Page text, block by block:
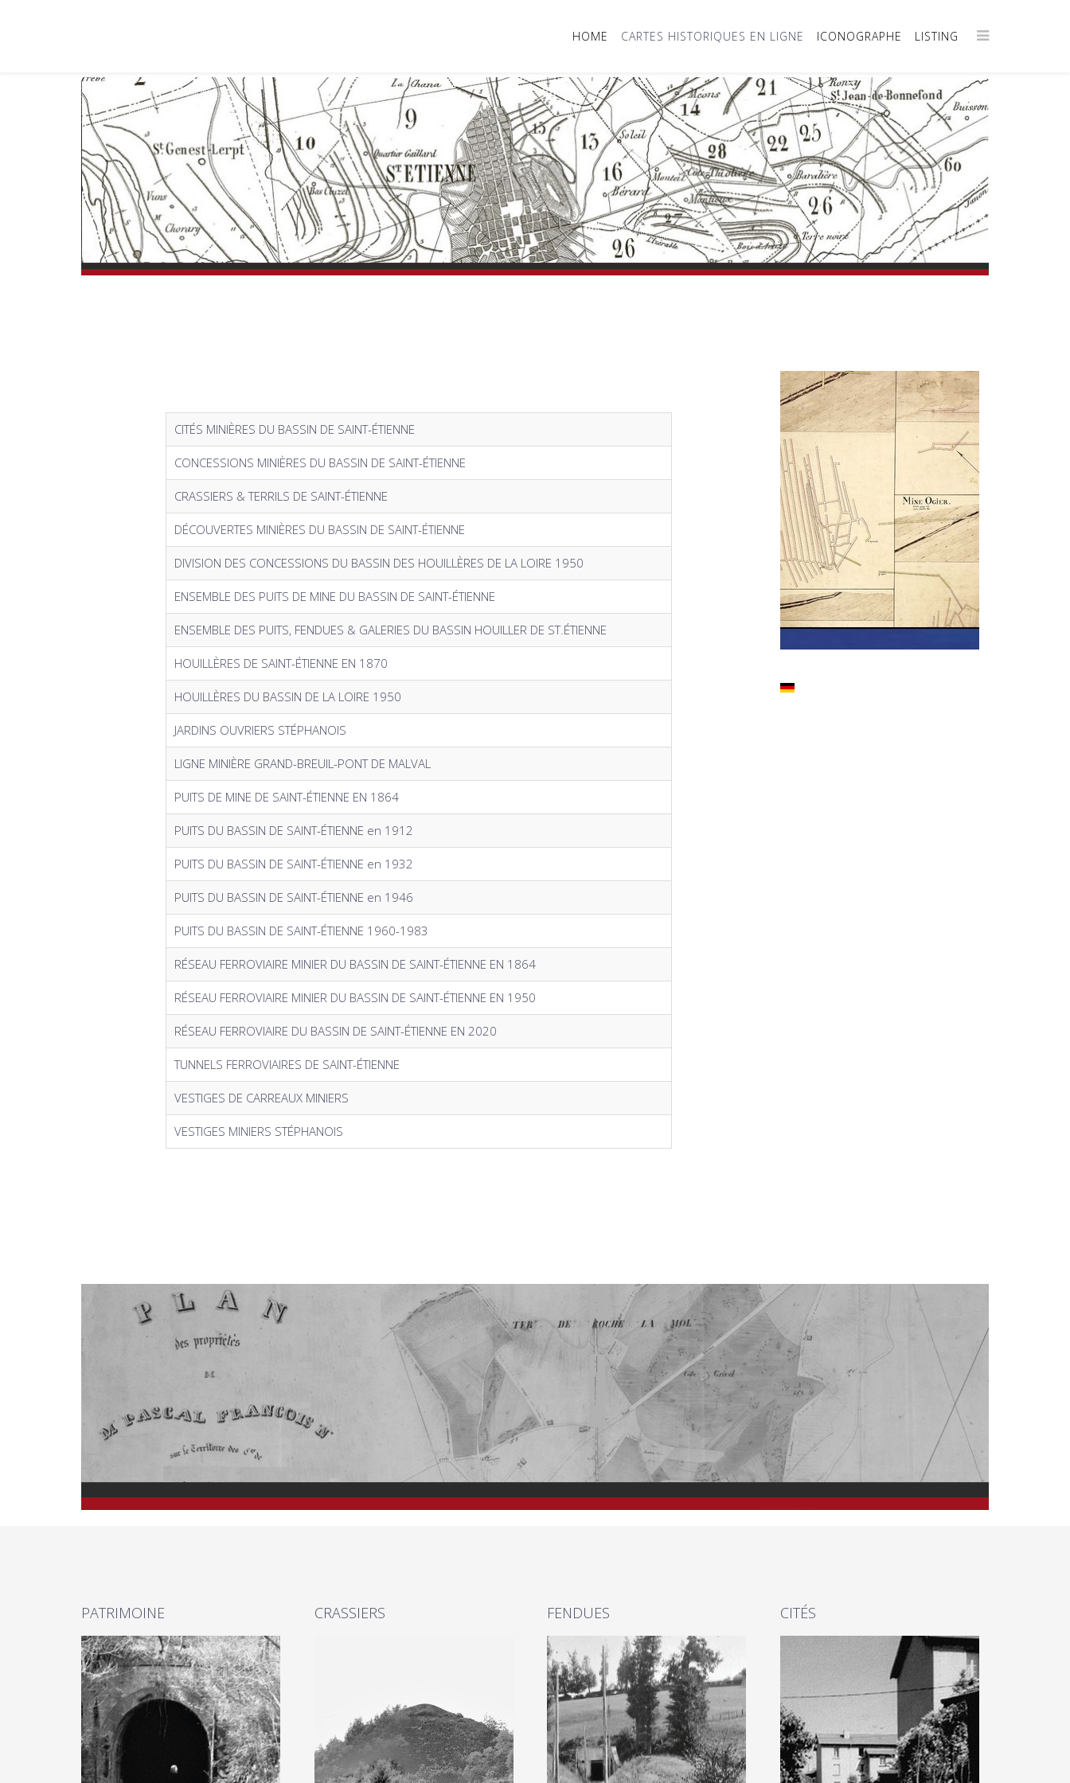
HOME CARTES HISTORIQUES EN LIGNE ICONOGRAPHE LISTING
CITÉS MINIÈRES DU BASSIN DE SAINT-ÉTIENNE
CONCESSIONS MINIÈRES DU BASSIN DE SAINT-ÉTIENNE
CRASSIERS & TERRILS DE SAINT-ÉTIENNE
DÉCOUVERTES MINIÈRES DU BASSIN DE SAINT-ÉTIENNE
DIVISION DES CONCESSIONS DU BASSIN DES HOUILLÈRES DE LA LOIRE 1950
ENSEMBLE DES PUITS DE MINE DU BASSIN DE SAINT-ÉTIENNE
ENSEMBLE DES PUITS, FENDUES & GALERIES DU BASSIN HOUILLER DE ST.ÉTIENNE
HOUILLÈRES DE SAINT-ÉTIENNE EN 1870
HOUILLÈRES DU BASSIN DE LA LOIRE 1950
JARDINS OUVRIERS STÉPHANOIS
LIGNE MINIÈRE GRAND-BREUIL-PONT DE MALVAL
PUITS DE MINE DE SAINT-ÉTIENNE EN 1864
PUITS DU BASSIN DE SAINT-ÉTIENNE en 1912
PUITS DU BASSIN DE SAINT-ÉTIENNE en 1932
PUITS DU BASSIN DE SAINT-ÉTIENNE en 1946
PUITS DU BASSIN DE SAINT-ÉTIENNE 1960-1983
RÉSEAU FERROVIAIRE MINIER DU BASSIN DE SAINT-ÉTIENNE EN 1864
RÉSEAU FERROVIAIRE MINIER DU BASSIN DE SAINT-ÉTIENNE EN 1950
RÉSEAU FERROVIAIRE DU BASSIN DE SAINT-ÉTIENNE EN 2020
TUNNELS FERROVIAIRES DE SAINT-ÉTIENNE
VESTIGES DE CARREAUX MINIERS
VESTIGES MINIERS STÉPHANOIS
PATRIMOINE CRASSIERS FENDUES CITÉS